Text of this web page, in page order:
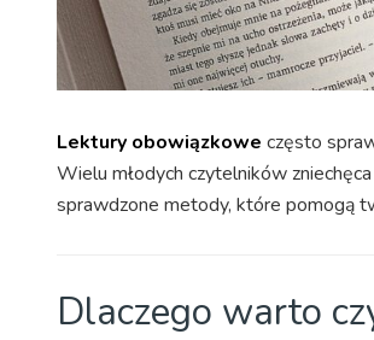
Lektury obowiązkowe często
Wielu młodych czytelników
sprawdzone metody, które pomogą
Dlaczego warto